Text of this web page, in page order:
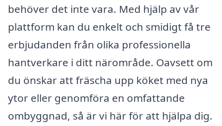
behöver det inte vara. Med hjälp av vår
plattform kan du enkelt och smidigt få tre
erbjudanden från olika professionella
hantverkare i ditt närområde. Oavsett om
du önskar att fräscha upp köket med nya
ytor eller genomföra en omfattande
ombyggnad, så är vi här för att hjälpa dig.